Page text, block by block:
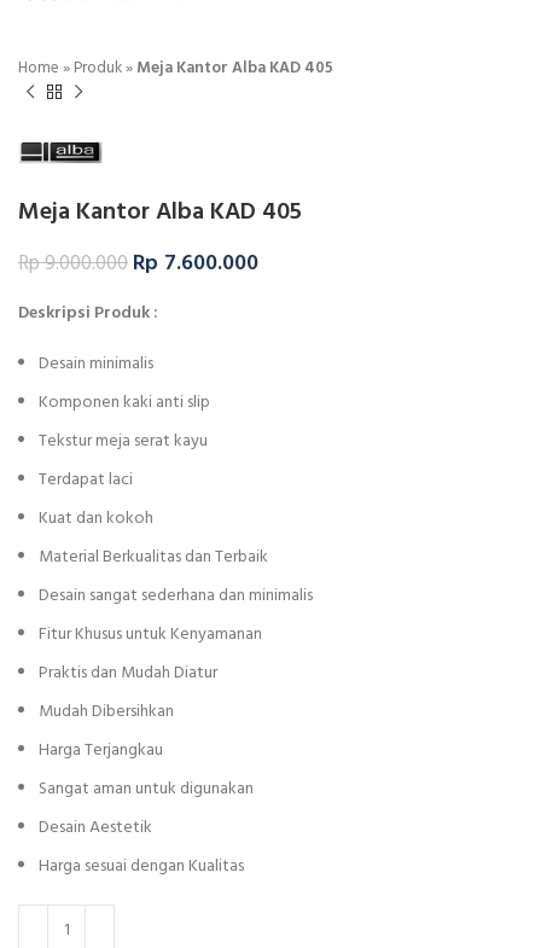
Home»Produk»Meja Kantor Alba KAD 405
Meja Kantor Alba KAD 405
Rp9.000.000Rp 7.600.000
Deskripsi Produk :
Desain minimalis
Komponen kaki anti slip
Tekstur meja serat kayu
Terdapat laci
Kuat dan kokoh
Material Berkualitas dan Terbaik
Desain sangat sederhana dan minimalis
Fitur Khusus untuk Kenyamanan
Praktis dan Mudah Diatur
Mudah Dibersihkan
Harga Terjangkau
Sangat aman untuk digunakan
Desain Aestetik
Harga sesuai dengan Kualitas